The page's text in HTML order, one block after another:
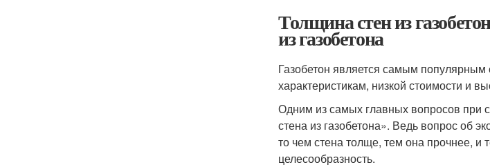
Толщина стен из
из газобетона
Газобетон является самым
характеристикам, низкой стоимости и
Одним из самых главных вопросов при
стена из газобетона». Ведь вопрос об
то чем стена толще, тем она прочнее, и
целесообразность.